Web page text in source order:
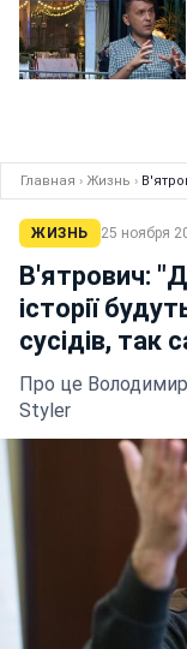
Главная › Жизнь ›
ЖИЗНЬ 25 ноября
В'ятрович:
історії
сусідів, так
Про це
Styler